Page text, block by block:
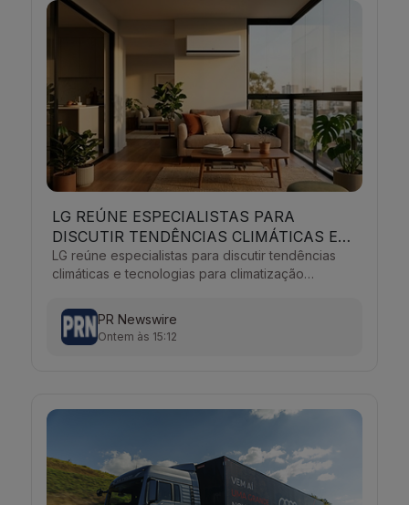
LG REÚNE ESPECIALISTAS PARA
DISCUTIR TENDÊNCIAS CLIMÁTICAS E
TECNOLOGIAS PARA CLIMATIZAÇÃO
RESIDENCIAL
LG reúne especialistas para discutir tendências
climáticas e tecnologias para climatização
PR Newswire
Ontem às 15:12